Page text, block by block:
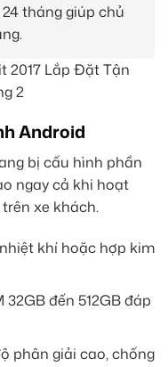
tháng giúp chủ
Android
bị cấu hình phần
ngay cả khi hoạt
xe khách.
khí hoặc hợp kim
32GB đến 512GB đáp
phân giải cao, chống